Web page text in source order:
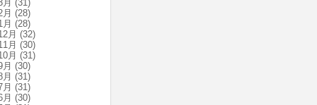
(31)
(28)
(28)
月 (32)
月 (30)
月 (31)
(30)
(31)
(31)
(30)